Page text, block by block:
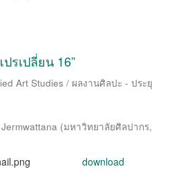
รเปลี่ยน 16”
Art Studies / ผลงานศิลปะ - ประยุ
(มหาวิทยาลัยศิลปากร,
download